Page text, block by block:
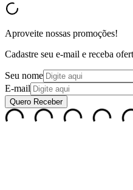
Aproveite nossas promoções!
Cadastre seu e-mail e receba
Seu nome
E-mail
Quero Receber